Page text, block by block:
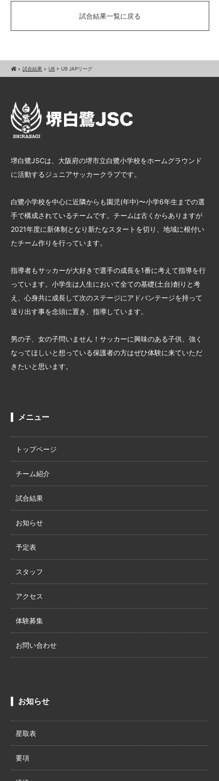
試合結果一覧に戻る
>試合結果 > U8 > U9 JAPリーグ
堺白鷺JSCは、大阪府の堺市立白鷺小学校をホームグラウンド
に活動するジュニアサッカークラブです。
白鷺小学校を中心に近隣からも園児(年中)〜小学6年生までの選
手で構成されているチームです。チームは古くからありますが
2021年度に新体制となり新たなスタートを切り、地域に根付い
たチーム作りを行っています。
指導者もサッカーが大好きで選手の成長を1番に考えて指導を行
っています。小学生は人生において全ての基礎(土台)創りと考
え、心身共に成長して次のステージにアドバンテージを持って
送り出す事を念頭に置き、指導しています。
男の子、女の子問いません！サッカーに興味のある子供、強く
なってほしいと想っている保護者の方はぜひ体験に来ていただ
きたいと思います。
メニュー
トップページ
チーム紹介
試合結果
お知らせ
予定表
スタッフ
アクセス
体験募集
お問い合わせ
お知らせ
星取表
要項